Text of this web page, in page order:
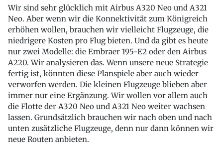
Wir sind sehr glücklich mit Airbus A320 Neo und A321
Neo. Aber wenn wir die Konnektivität zum Königreich
erhöhen wollen, brauchen wir vielleicht Flugzeuge, die
niedrigere Kosten pro Flug bieten. Und da gibt es heute
nur zwei Modelle: die Embraer 195-E2 oder den Airbus
A220. Wir analysieren das. Wenn unsere neue Strategie
fertig ist, könnten diese Planspiele aber auch wieder
verworfen werden. Die kleinen Flugzeuge blieben aber
immer nur eine Ergänzung. Wir wollen vor allem auch
die Flotte der A320 Neo und A321 Neo weiter wachsen
lassen. Grundsätzlich brauchen wir nach oben und nach
unten zusätzliche Flugzeuge, denn nur dann können wir
neue Routen anbieten.